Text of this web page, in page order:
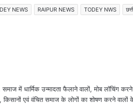
NEWS RAIPUR NEWS TODEY NWS
समाज में धार्मिक उन्मादता फैलाने वालों, मोब लॉचिंग
किसानों एवं वंचित समाज के लोगों का शोषण करने वालों